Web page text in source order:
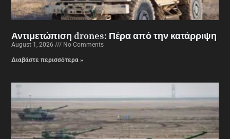
Αντιμετώπιση drones: Πέρα από την κατάρριψη
August 1, 2026 No Comments
Διαβάστε περισσότερα »